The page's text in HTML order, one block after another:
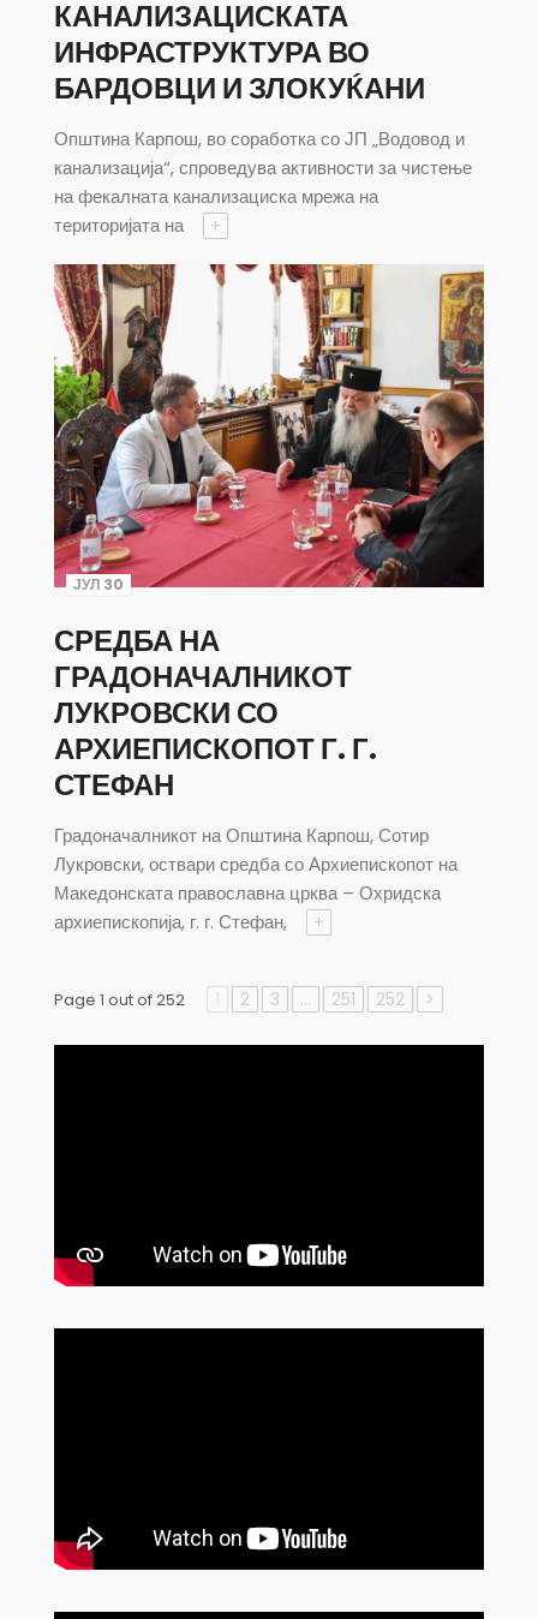
КАНАЛИЗАЦИСКАТА
ИНФРАСТРУКТУРА ВО
БАРДОВЦИ И ЗЛОКУЌАНИ
Општина Карпош, во соработка со ЈП „Водовод и
канализација“, спроведува активности за чистење
на фекалната канализациска мрежа на
територијата на
+
ЈУЛ 30
СРЕДБА НА
ГРАДОНАЧАЛНИКОТ
ЛУКРОВСКИ СО
АРХИЕПИСКОПОТ Г. Г.
СТЕФАН
Градоначалникот на Општина Карпош, Сотир
Лукровски, оствари средба со Архиепископот на
Македонската православна црква – Охридска
архиепископија, г. г. Стефан,
+
Page 1 out of 252 2 3 … 251 252 >